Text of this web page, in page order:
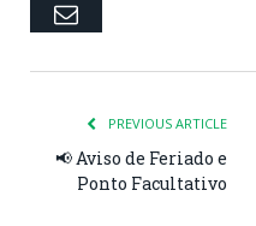
Email
PREVIOUS ARTICLE
📢 Aviso de Feriado e
Ponto Facultativo